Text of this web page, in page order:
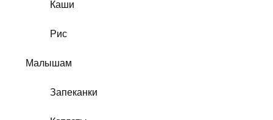
Каши
Рис
Малышам
Запеканки